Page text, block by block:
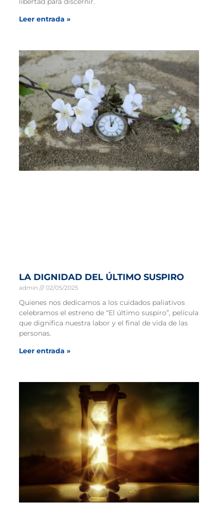
Leer entrada »
LA DIGNIDAD DEL ÚLTIMO SUSPIRO
admin 02/05/2025
Quienes nos dedicamos a los cuidados paliativos
celebramos el estreno de “El último suspiro”, película
que dignifica nuestra labor y el final de vida de las
personas.
Leer entrada »